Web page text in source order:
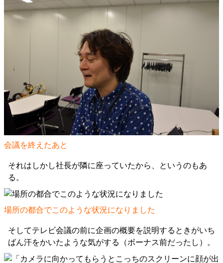
会議を終えたあと
それはしかし社長が隣に座っていたから、というのもあ
る。
場所の都合でこのような状況になりました
そしてテレビ会議の前に企画の概要を説明するときがいち
ばん汗をかいたような気がする（ボーナス前だったし）。